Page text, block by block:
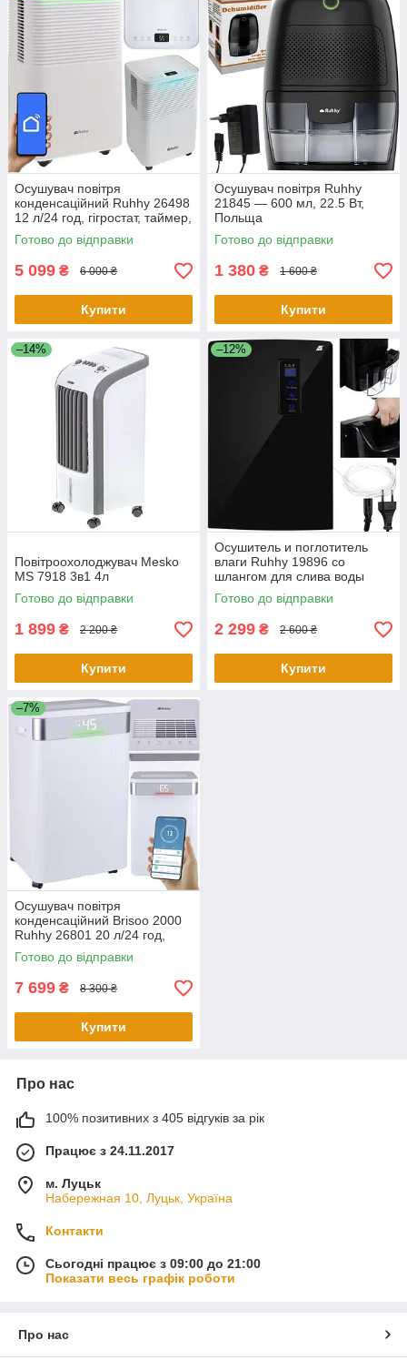
Осушувач повітря
конденсаційний Ruhhy 26498
12 л/24 год, гігростат, таймер,
WiFi
Готово до відправки
5 099 ₴ 6 000 ₴
Купити
Осушувач повітря Ruhhy
21845 — 600 мл, 22.5 Вт,
Польща
Готово до відправки
1 380 ₴ 1 600 ₴
Купити
–14%
Повітроохолоджувач Mesko
MS 7918 3в1 4л
Готово до відправки
1 899 ₴ 2 200 ₴
Купити
–12%
Осушитель и поглотитель
влаги Ruhhy 19896 со
шлангом для слива воды
Готово до відправки
2 299 ₴ 2 600 ₴
Купити
–7%
Осушувач повітря
конденсаційний Brisoo 2000
Ruhhy 26801 20 л/24 год,
гігростат, таймер, WiFi,
сенсорний
Готово до відправки
7 699 ₴ 8 300 ₴
Купити
Про нас
100% позитивних з 405 відгуків за рік
Працює з 24.11.2017
м. Луцьк
Набережная 10, Луцьк, Україна
Контакти
Сьогодні працює з 09:00 до 21:00
Показати весь графік роботи
Про нас